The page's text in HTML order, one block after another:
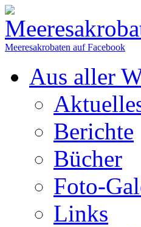
Meeresakrobaten auf Facebook
Aus aller
Berichte
Bücher
Foto-
Links